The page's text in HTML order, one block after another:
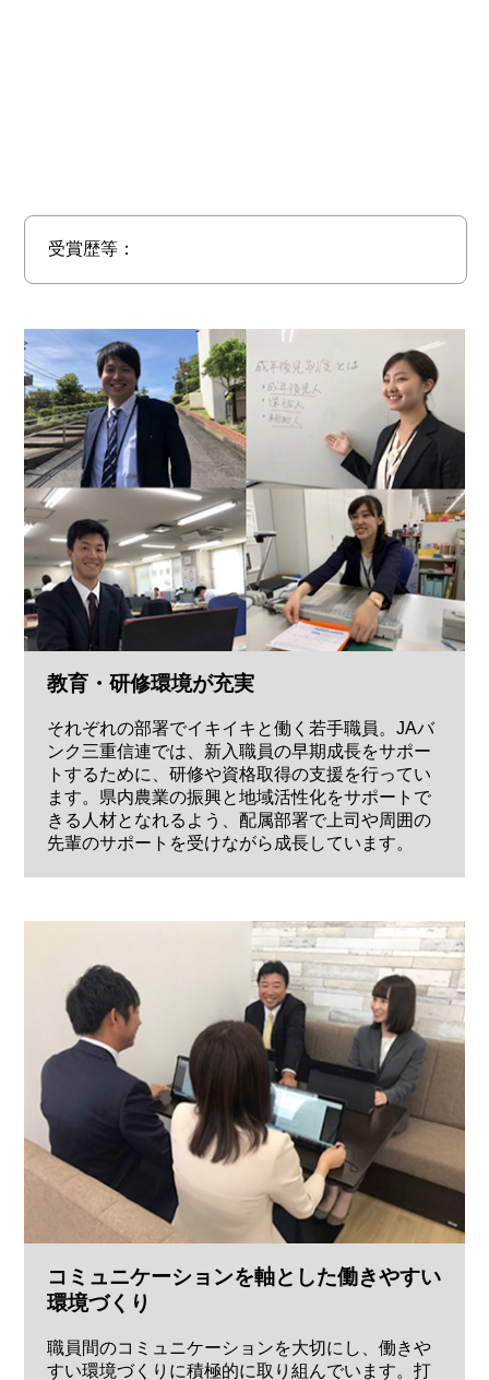
受賞歴等：
教育・研修環境が充実
それぞれの部署でイキイキと働く若手職員。JAバ
ンク三重信連では、新入職員の早期成長をサポー
トするために、研修や資格取得の支援を行ってい
ます。県内農業の振興と地域活性化をサポートで
きる人材となれるよう、配属部署で上司や周囲の
先輩のサポートを受けながら成長しています。
コミュニケーションを軸とした働きやすい
環境づくり
職員間のコミュニケーションを大切にし、働きや
すい環境づくりに積極的に取り組んでいます。打